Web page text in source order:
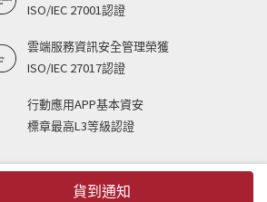
貨到通知
ISO/IEC 27001認證
雲端服務資訊安全管理榮獲
ISO/IEC 27017認證
行動應用APP基本資安
標章最高L3等級認證